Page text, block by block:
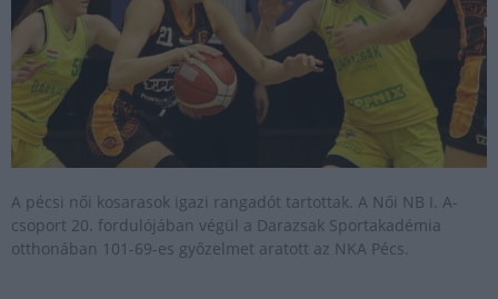
A pécsi női kosarasok igazi rangadót tartottak. A Női NB I. A-
csoport 20. fordulójában végül a Darazsak Sportakadémia
otthonában 101-69-es győzelmet aratott az NKA Pécs.